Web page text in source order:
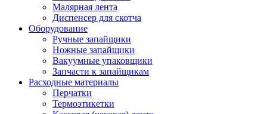
Малярная лента
Диспенсер для скотча
Оборудование
Ручные запайщики
Ножные запайщики
Вакуумные упаковщики
Запчасти к запайщикам
Расходные материалы
Перчатки
Термоэтикетки